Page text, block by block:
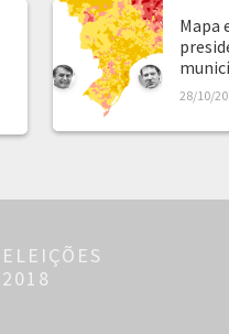
Mapa
28/10/
ELEIÇÕES
2018